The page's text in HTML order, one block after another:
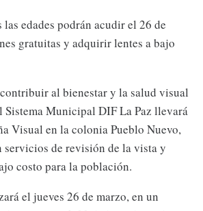
las edades podrán acudir el 26 de
gratuitas y adquirir lentes a bajo
al bienestar y la salud visual
Sistema Municipal DIF La Paz llevará
Visual en la colonia Pueblo Nuevo,
servicios de revisión de la vista y
costo para la población.
el jueves 26 de marzo, en un